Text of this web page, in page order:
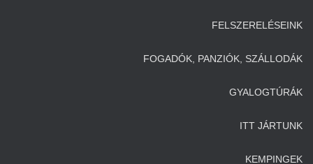
FELSZERELÉSEINK
FOGADÓK, PANZIÓK, SZÁLLODÁK
GYALOGTÚRÁK
ITT JÁRTUNK
KEMPINGEK